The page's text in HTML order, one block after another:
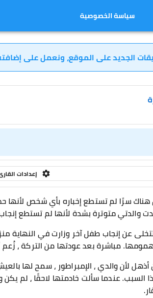
سياسة الخصوصية
الجديد على الموقع، ونعمل على
إعدادات
سرًا لم تستطع إخباره بأي شخص لأنها
والدتي متوترة بشدة لأنها لم تستطع
عن إنجاب طفل آخر وزارت في النهاية
مباشرة بعد عودتها من التركة ، زُعم
لأن والدي ، الإمبراطور ، سمح لها
السبب. عندما سألت خادمتها لاحقًا ، لم